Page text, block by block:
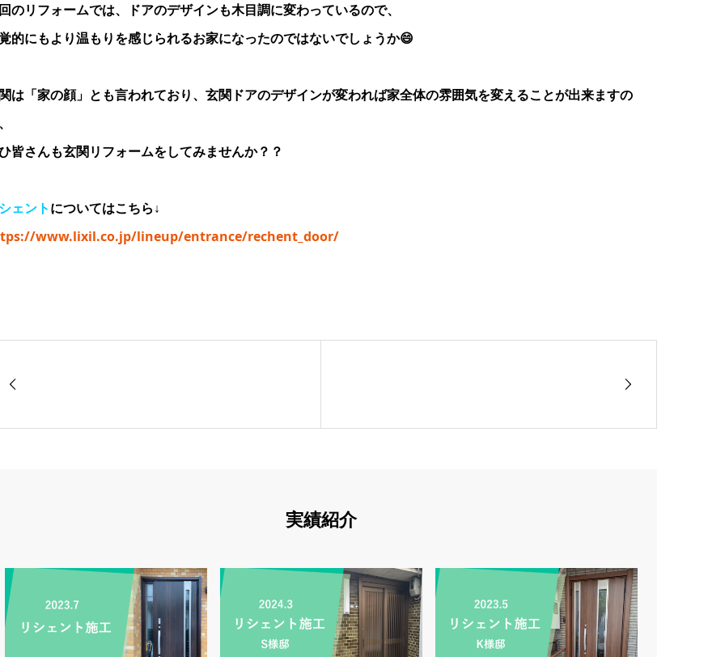
のリフォームでは、ドアのデザインも木目調に変わっているので、
的にもより温もりを感じられるお家になったのではないでしょうか😄
は「家の顔」とも言われており、玄関ドアのデザインが変われば家全体の雰囲気を変えることが出来ますの
皆さんも玄関リフォームをしてみませんか？？
ェントについてはこちら↓
www.lixil.co.jp/lineup/entrance/rechent_door/
実績紹介